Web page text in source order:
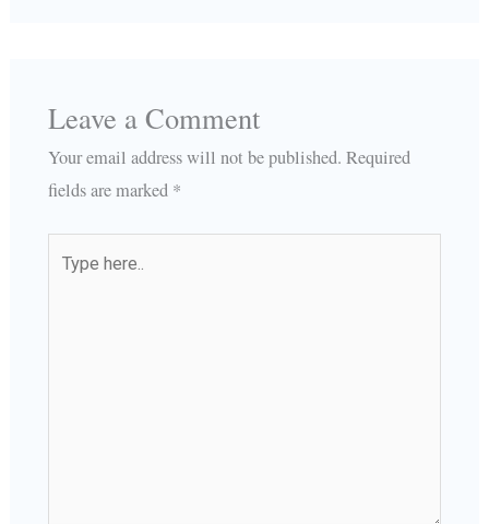
Leave a Comment
Your email address will not be published. Required
fields are marked *